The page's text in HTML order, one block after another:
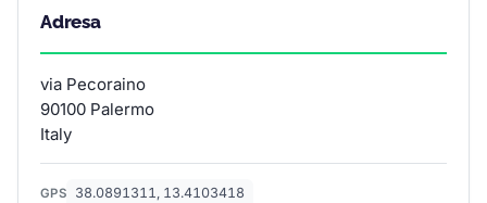
Adresa
via Pecoraino
90100 Palermo
Italy
GPS 38.0891311, 13.4103418